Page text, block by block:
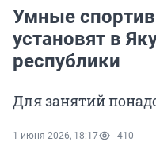
Умные
установят в
республики
Для занятий
1 июня 2026, 18:17 410